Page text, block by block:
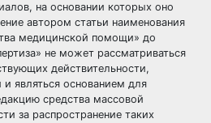
на основании которых оно
автором статьи наименования
медицинской помощи» до
не может рассматриваться
действительности,
являться основанием для
средства массовой
за распространение таких